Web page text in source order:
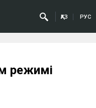
ҚАЗ РУС
режимі